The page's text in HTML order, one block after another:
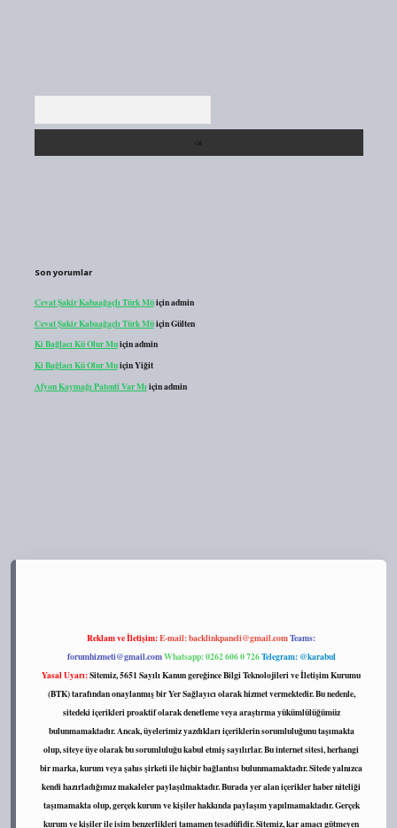
Son yorumlar
Cevat Şakir Kabaağaçlı Türk Müiçinadmin
Cevat Şakir Kabaağaçlı Türk MüiçinGülten
Ki Bağlacı Kü Olur Muiçinadmin
Ki Bağlacı Kü Olur MuiçinYiğit
Afyon Kaymağı Patenti Var Mı içinadmin
Reklam ve İletişim:E-mail:backlinkpaneli@gmail.comTeams:
forumhizmeti@gmail.comWhatsapp: 0262 606 0 726Telegram: @karabul
Yasal Uyarı:Sitemiz, 5651 Sayılı Kanun gereğince Bilgi Teknolojileri ve İletişim Kurumu
(BTK) tarafından onaylanmış bir Yer Sağlayıcı olarak hizmet vermektedir. Bu nedenle,
sitedeki içerikleri proaktif olarak denetleme veya araştırma yükümlülüğümüz
bulunmamaktadır. Ancak, üyelerimiz yazdıkları içeriklerin sorumluluğunu taşımakta
olup, siteye üye olarak bu sorumluluğu kabul etmiş sayılırlar. Bu internet sitesi, herhangi
bir marka, kurum veya şahıs şirketi ile hiçbir bağlantısı bulunmamaktadır. Sitede yalnızca
kendi hazırladığımız makaleler paylaşılmaktadır. Burada yer alan içerikler haber niteliği
taşımamakta olup, gerçek kurum ve kişiler hakkında paylaşım yapılmamaktadır. Gerçek
kurum ve kişiler ile isim benzerlikleri tamamen tesadüfidir. Sitemiz, kar amacı gütmeyen